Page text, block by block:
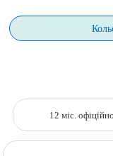
12 міс.